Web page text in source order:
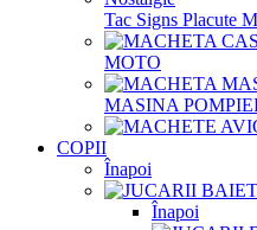
Tac Signs Placute
MOTO
MASINA
COPII
Înapoi
Înapoi